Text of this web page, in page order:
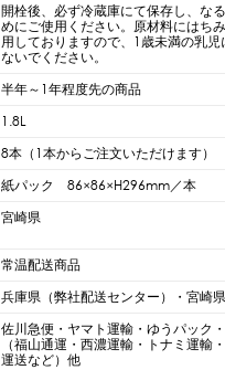
開栓後、必ず冷蔵庫にて保存し、な
めにご使用ください。原材料にはち
用しておりますので、1歳未満の乳児
ないでください。
半年～1年程度先の商品
1.8L
8本（1本からご注文いただけます）
紙パック 86×86×H296mm／本
宮崎県
常温配送商品
兵庫県（弊社配送センター）・宮崎県
佐川急便・ヤマト運輸・ゆうパック
（福山通運・西濃運輸・トナミ運輸
運送など）他